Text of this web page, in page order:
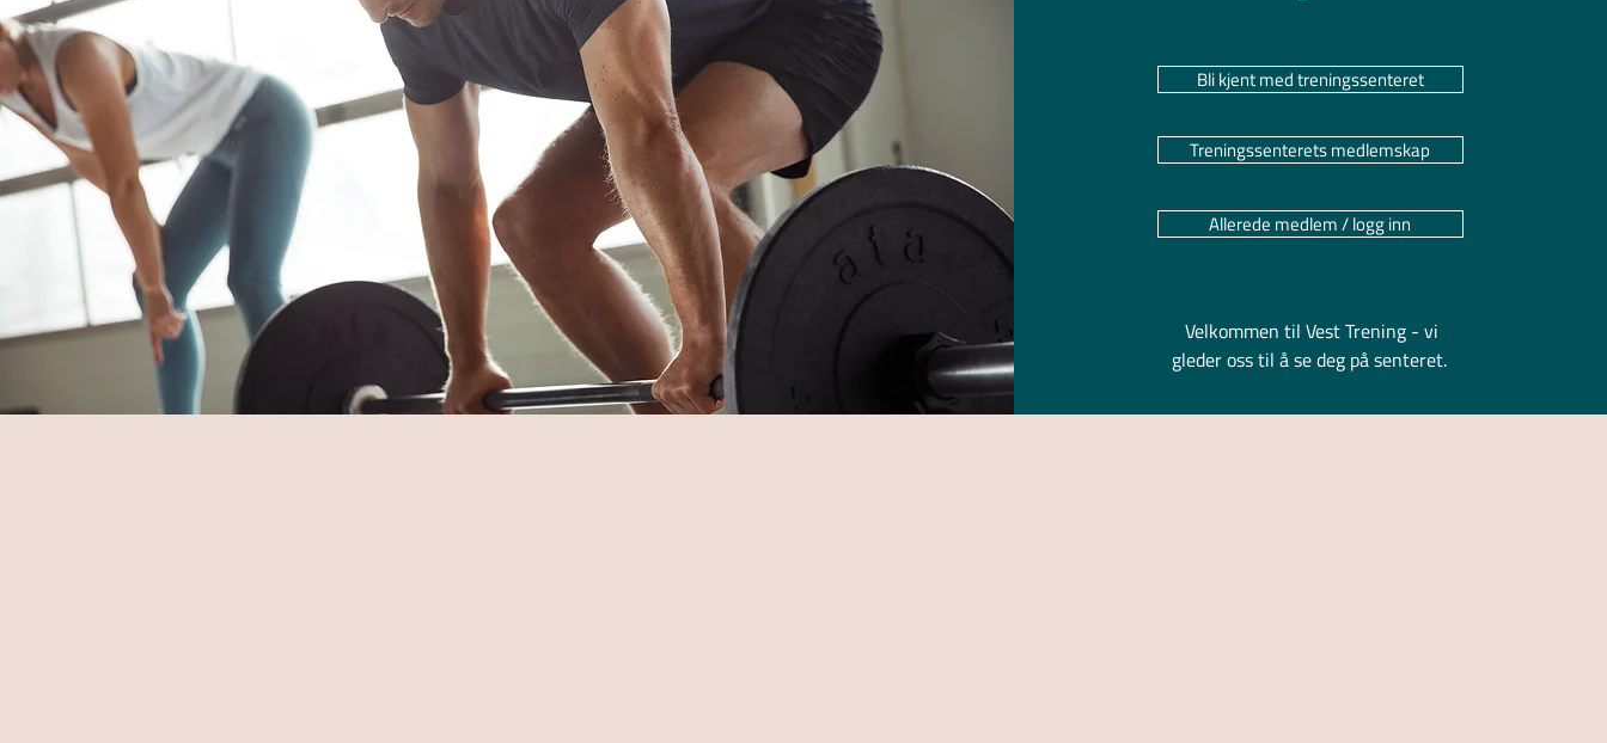
Bli kjent med treningssenteret
Treningssenterets medlemskap
Allerede medlem / logg inn
Velkommen til Vest Trening - vi
gleder oss til å se deg på senteret.